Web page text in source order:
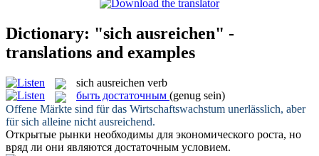
Dictionary: "sich ausreichen" -
translations and examples
sich ausreichen verb
быть достаточным (genug sein)
Offene Märkte sind für das Wirtschaftswachstum unerlässlich, aber
für sich alleine nicht ausreichend.
Открытые рынки необходимы для экономического роста, но
вряд ли они являются достаточным условием.